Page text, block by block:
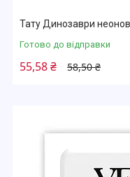
Тату Динозаври
Готово до відправки
58,50 ₴
55,58 ₴